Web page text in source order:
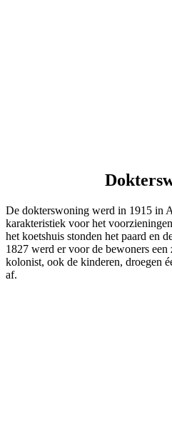
De dokterswoning werd in 1915 in
karakteristiek voor het
het koetshuis stonden het paard en
1827 werd er voor de bewoners
kolonist, ook de kinderen, droegen
af.